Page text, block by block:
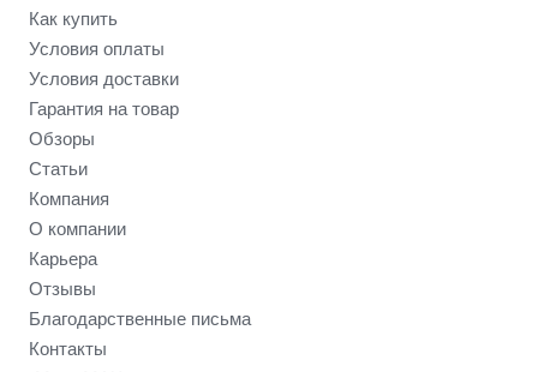
Как купить
Условия оплаты
Условия доставки
Гарантия на товар
Обзоры
Статьи
Компания
О компании
Карьера
Отзывы
Благодарственные письма
Контакты